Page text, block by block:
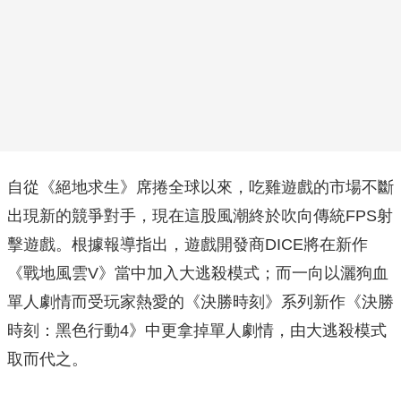
自從《絕地求生》席捲全球以來，吃雞遊戲的市場不斷
出現新的競爭對手，現在這股風潮終於吹向傳統FPS射
擊遊戲。根據報導指出，遊戲開發商DICE將在新作
《戰地風雲V》當中加入大逃殺模式；而一向以灑狗血
單人劇情而受玩家熱愛的《決勝時刻》系列新作《決勝
時刻：黑色行動4》中更拿掉單人劇情，由大逃殺模式
取而代之。